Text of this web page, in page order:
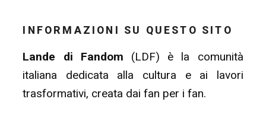
INFORMAZIONI SU QUESTO SITO
Lande di Fandom (LDF) è la comunità
italiana dedicata alla cultura e ai lavori
trasformativi, creata dai fan per i fan.